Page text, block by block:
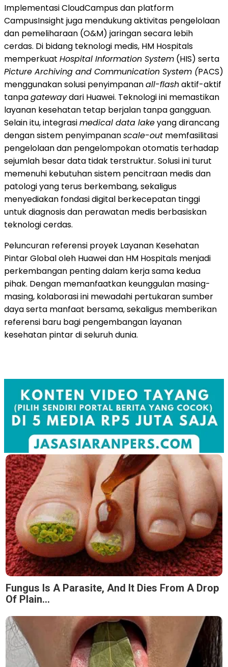
Implementasi CloudCampus dan platform
CampusInsight juga mendukung aktivitas pengelolaan
dan pemeliharaan (O&M) jaringan secara lebih
cerdas. Di bidang teknologi medis, HM Hospitals
memperkuat Hospital Information System (HIS) serta
Picture Archiving and Communication System (PACS)
menggunakan solusi penyimpananall-flashaktif-aktif
tanpagatewaydari Huawei. Teknologi ini memastikan
layanan kesehatan tetap berjalan tanpa gangguan.
Selain itu, integrasimedical data lakeyang dirancang
dengan sistem penyimpananscale-out memfasilitasi
pengelolaan dan pengelompokan otomatis terhadap
sejumlah besar data tidak terstruktur. Solusi ini turut
memenuhi kebutuhan sistem pencitraan medis dan
patologi yang terus berkembang, sekaligus
menyediakan fondasi digital berkecepatan tinggi
untuk diagnosis dan perawatan medis berbasiskan
teknologi cerdas.
Peluncuran referensi proyek Layanan Kesehatan
Pintar Global oleh Huawei dan HM Hospitals menjadi
perkembangan penting dalam kerja sama kedua
pihak. Dengan memanfaatkan keunggulan masing-
masing, kolaborasi ini mewadahi pertukaran sumber
daya serta manfaat bersama, sekaligus memberikan
referensi baru bagi pengembangan layanan
kesehatan pintar di seluruh dunia.
Fungus Is A Parasite, And It Dies From A Drop
Of Plain...